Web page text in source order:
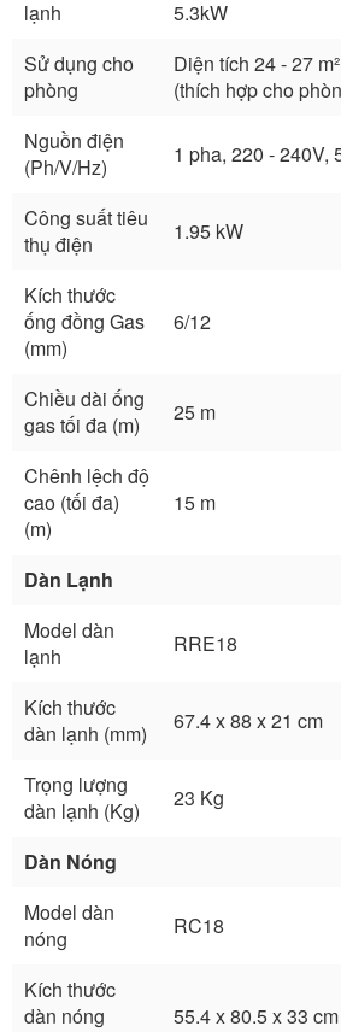
lạnh
5.3kW
Sử dụng cho
phòng
Diện tích 24 - 27
(thích hợp cho
Nguồn điện
(Ph/V/Hz)
1 pha, 220 - 240V,
Công suất tiêu
thụ điện
1.95 kW
Kích thước
ống đồng Gas
(mm)
6/12
Chiều dài ống
gas tối đa (m)
25 m
Chênh lệch độ
cao (tối đa)
(m)
15 m
Dàn Lạnh
Model dàn
lạnh
RRE18
Kích thước
dàn lạnh (mm)
67.4 x 88 x 21 cm
Trọng lượng
dàn lạnh (Kg)
23 Kg
Dàn Nóng
Model dàn
nóng
RC18
Kích thước
dàn nóng
55.4 x 80.5 x 33 cm